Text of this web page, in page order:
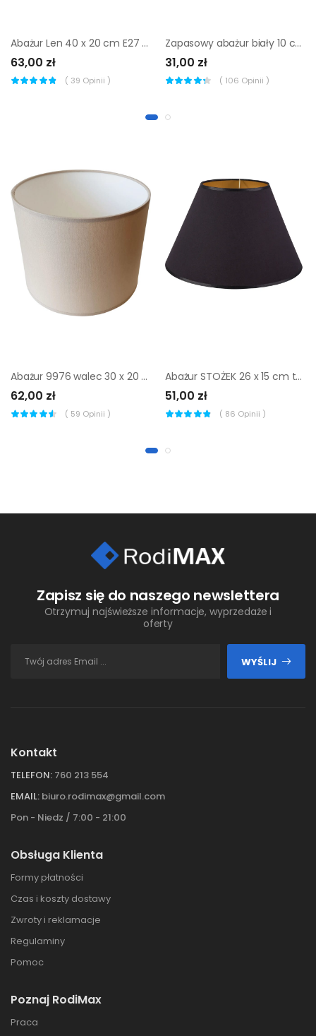
Abażur Len 40 x 20 cm E27 Art Abażur
63,00 zł
( 39 Opinii )
Zapasowy abażur biały 10 cm Inspire
31,00 zł
( 106 Opinii )
Abażur 9976 walec 30 x 20 cm tkanina beżowy E27 TK LIGHTING
62,00 zł
( 59 Opinii )
Abażur STOŻEK 26 x 15 cm tkanina czarno-złoty E27
51,00 zł
( 86 Opinii )
Zapisz się do naszego newslettera
Otrzymuj najświeższe informacje, wyprzedaże i
oferty
WYŚLIJ
Kontakt
TELEFON: 760 213 554
EMAIL: biuro.rodimax@gmail.com
Pon - Niedz / 7:00 - 21:00
Obsługa Klienta
Formy płatności
Czas i koszty dostawy
Zwroty i reklamacje
Regulaminy
Pomoc
Poznaj RodiMax
Praca